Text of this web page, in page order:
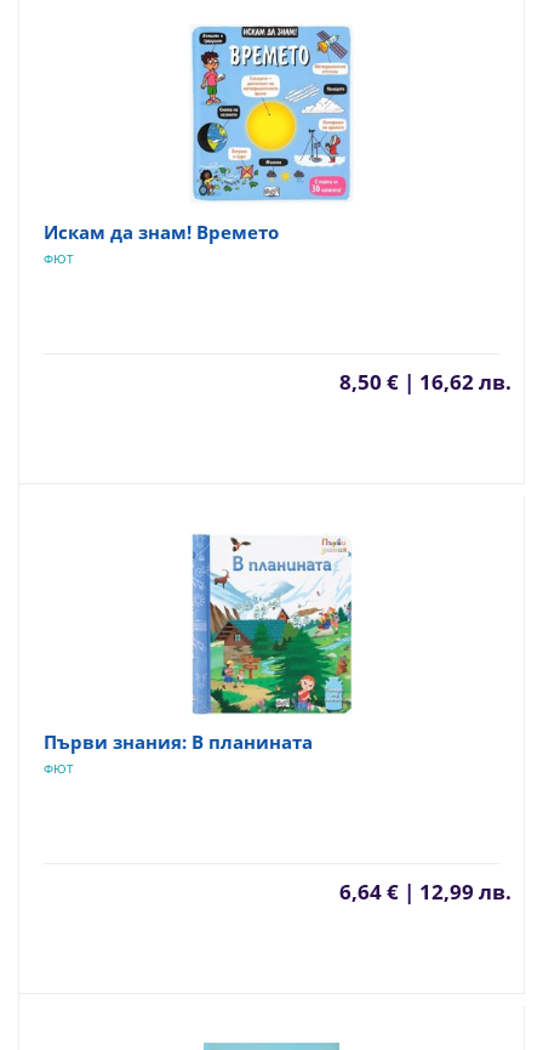
Искам да знам! Времето
ФЮТ
8,50 € | 16,62 лв.
Първи знания: В планината
ФЮТ
6,64 € | 12,99 лв.